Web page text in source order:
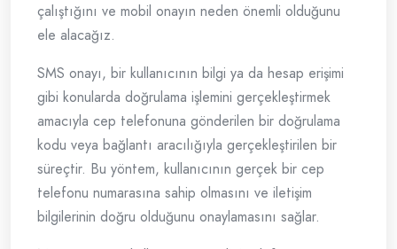
çalıştığını ve mobil onayın neden önemli olduğunu
ele alacağız.
SMS onayı, bir kullanıcının bilgi ya da hesap erişimi
gibi konularda doğrulama işlemini gerçekleştirmek
amacıyla cep telefonuna gönderilen bir doğrulama
kodu veya bağlantı aracılığıyla gerçekleştirilen bir
süreçtir. Bu yöntem, kullanıcının gerçek bir cep
telefonu numarasına sahip olmasını ve iletişim
bilgilerinin doğru olduğunu onaylamasını sağlar.